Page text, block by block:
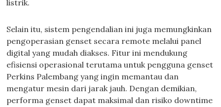
listrik.
Selain itu, sistem pengendalian ini juga memungkinkan
pengoperasian genset secara remote melalui panel
digital yang mudah diakses. Fitur ini mendukung
efisiensi operasional terutama untuk pengguna genset
Perkins Palembang yang ingin memantau dan
mengatur mesin dari jarak jauh. Dengan demikian,
performa genset dapat maksimal dan risiko downtime